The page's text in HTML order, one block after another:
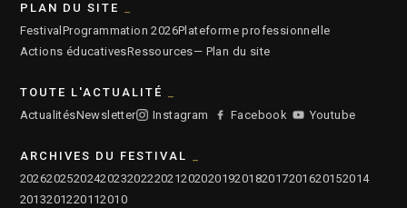
PLAN DU SITE
Festival Programmation 2026Plateforme professionnelle
Actions éducativesRessources— Plan du site
TOUTE L'ACTUALITÉ
ActualitésNewsletter Instagram Facebook Youtube
ARCHIVES DU FESTIVAL
2026202520242023202220212020201920182017201620152014
2013201220112010